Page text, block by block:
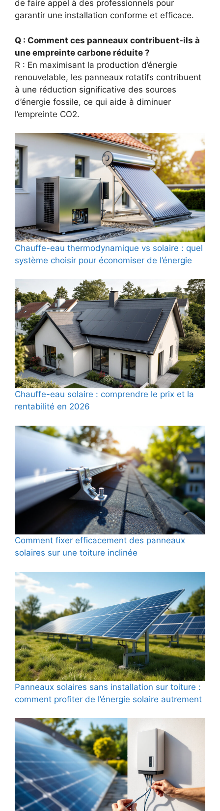
de faire appel à des professionnels pour
garantir une installation conforme et efficace.
Q : Comment ces panneaux contribuent-ils à
une empreinte carbone réduite ?
R : En maximisant la production d’énergie
renouvelable, les panneaux rotatifs contribuent
à une réduction significative des sources
d’énergie fossile, ce qui aide à diminuer
l’empreinte CO2.
Chauffe-eau thermodynamique vs solaire : quel
système choisir pour économiser de l’énergie
Chauffe-eau solaire : comprendre le prix et la
rentabilité en 2026
Comment fixer efficacement des panneaux
solaires sur une toiture inclinée
Panneaux solaires sans installation sur toiture :
comment profiter de l’énergie solaire autrement